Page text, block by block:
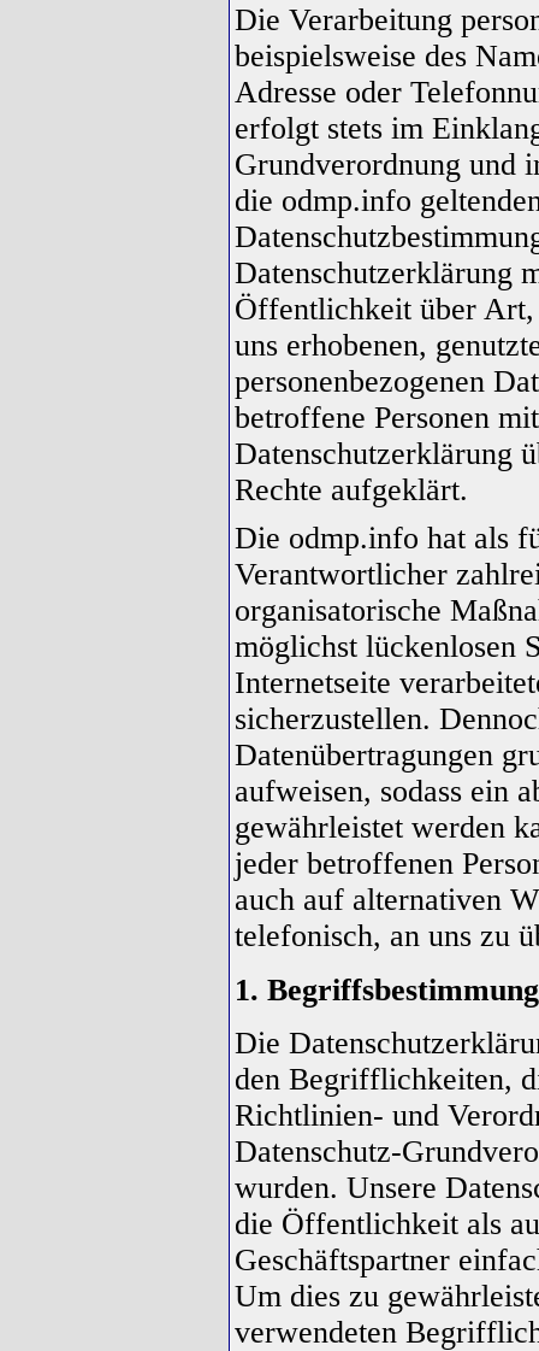
Die Verarbeitung
beispielsweise des
Adresse oder
erfolgt stets im
Grundverordnung und
die odmp.info
Datenschutzerklärung
Öffentlichkeit über
uns erhobenen,
personenbezogenen
betroffene Personen
Datenschutzerklärung
Rechte aufgeklärt.
Die odmp.info hat als
Verantwortlicher
organisatorische
möglichst lückenlosen
Internetseite
sicherzustellen.
Datenübertragungen
aufweisen, sodass ein
gewährleistet werden
jeder betroffenen
auch auf alternativen
telefonisch, an uns zu
1.
Die
den Begrifflichkeiten,
Richtlinien- und
Datenschutz-
wurden. Unsere
die Öffentlichkeit als
Geschäftspartner
Um dies zu
verwendeten